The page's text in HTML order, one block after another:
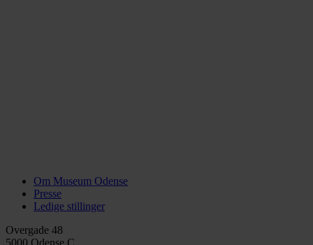
Om Museum Odense
Presse
Ledige stillinger
Overgade 48
5000 Odense C